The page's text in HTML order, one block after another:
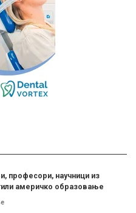
професори, научници из
америчко образовање